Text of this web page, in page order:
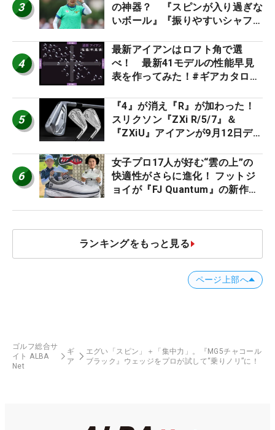
3
の神器？ 『スピンが入り過ぎな
いボール』『振りやすいシャフ
ー』 #女子プロセッティング
4
最新アイアンはロフト角で選
べ！ 最新41モデルの性能早見
表を作ってみた！#ギアカタログ
5
『4』が消え『R』が加わった！
スリクソン『ZXi R/5/7』＆
『ZXiU』アイアンが9月12日デ
6
女子プロ17人が好む“雲の上”の
快適性がさらに進化！ フットジ
ョイが『FJ Quantum』の新作を
ランキングをもっと見る
ページ上部へ
ゴルフ総合サ
イト ALBA
Net
ギ
ア
エグい「スピン」＋「集中力」。『MG5チャコール
ブラック』ウェッジをプロが試して“乗りノリ”に！